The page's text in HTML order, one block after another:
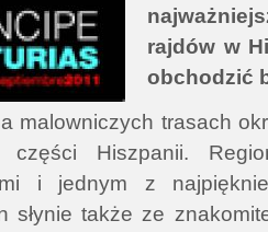
rajdów w
obchodzić
malowniczych trasach
części Hiszpanii.
i jednym z
słynie także ze